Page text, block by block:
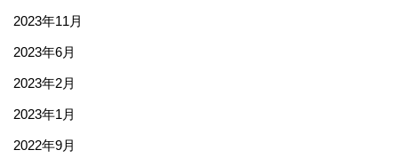
2023年11月
2023年6月
2023年2月
2023年1月
2022年9月